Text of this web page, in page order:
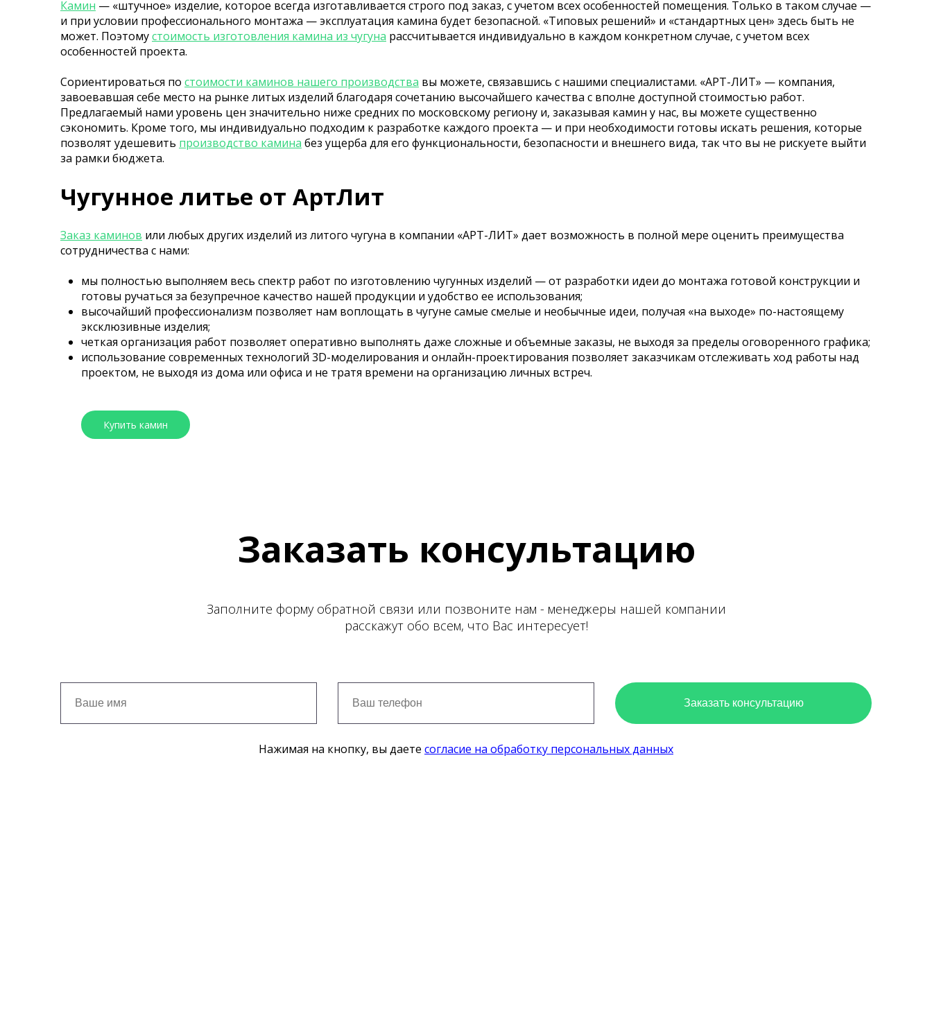
Камин — «штучное» изделие, которое всегда изготавливается строго под заказ, с учетом всех особенностей помещения. Только в таком случае —
и при условии профессионального монтажа — эксплуатация камина будет безопасной. «Типовых решений» и «стандартных цен» здесь быть не
может. Поэтомустоимость изготовления камина из чугуна рассчитывается индивидуально в каждом конкретном случае, с учетом всех
особенностей проекта.
Сориентироваться по стоимости каминов нашего производства вы можете, связавшись с нашими специалистами. «АРТ-ЛИТ» — компания,
завоевавшая себе место на рынке литых изделий благодаря сочетанию высочайшего качества с вполне доступной стоимостью работ.
Предлагаемый нами уровень цен значительно ниже средних по московскому региону и, заказывая камин у нас, вы можете существенно
сэкономить. Кроме того, мы индивидуально подходим к разработке каждого проекта — и при необходимости готовы искать решения, которые
позволят удешевить производство камина без ущерба для его функциональности, безопасности и внешнего вида, так что вы не рискуете выйти
за рамки бюджета.
Чугунное литье от АртЛит
Заказ каминов или любых других изделий из литого чугуна в компании «АРТ-ЛИТ» дает возможность в полной мере оценить преимущества
сотрудничества с нами:
мы полностью выполняем весь спектр работ по изготовлению чугунных изделий — от разработки идеи до монтажа готовой конструкции и
готовы ручаться за безупречное качество нашей продукции и удобство ее использования;
высочайший профессионализм позволяет нам воплощать в чугуне самые смелые и необычные идеи, получая «на выходе» по-настоящему
эксклюзивные изделия;
четкая организация работ позволяет оперативно выполнять даже сложные и объемные заказы, не выходя за пределы оговоренного графика;
использование современных технологий 3D-моделирования и онлайн-проектирования позволяет заказчикам отслеживать ход работы над
проектом, не выходя из дома или офиса и не тратя времени на организацию личных встреч.
Купить камин
Заказать консультацию
Заполните форму обратной связи или позвоните нам - менеджеры нашей компании
расскажут обо всем, что Вас интересует!
Нажимая на кнопку, вы даете согласие на обработку персональных данных